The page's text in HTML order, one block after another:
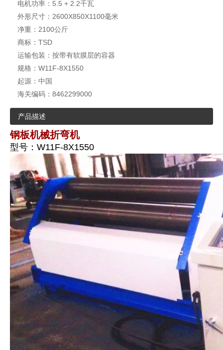
电机功率： 5.5 + 2.2千瓦
外形尺寸： 2600X850X1100毫米
净重： 2100公斤
商标： TSD
运输包装： 按带有软膜层的容器
规格： W11F-8X1550
起源： 中国
海关编码： 8462299000
产品描述
钢板机械折弯机
型号：W11F-8X1550